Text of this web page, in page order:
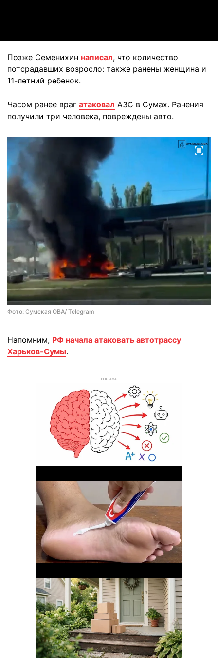
Позже Семенихин написал, что количество
потсрадавших возросло: также ранены женщина и
11-летний ребенок.
Часом ранее враг атаковал АЗС в Сумах. Ранения
получили три человека, повреждены авто.
Фото: Сумская ОВА/ Telegram
Напомним, РФ начала атаковать автотрассу
Харьков-Сумы.
РЕКЛАМА